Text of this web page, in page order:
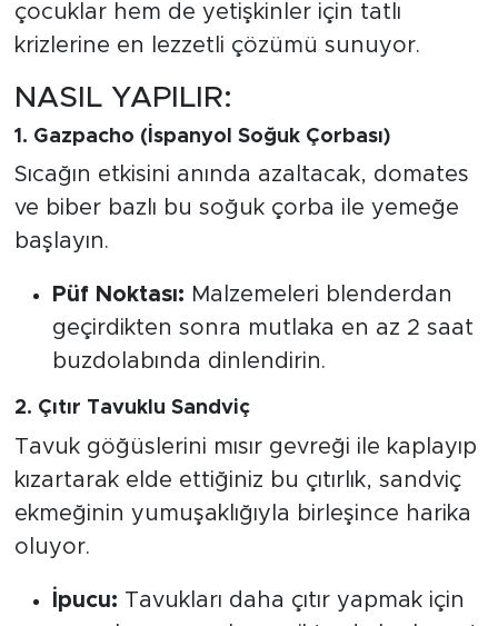
çocuklar hem de yetişkinler için tatlı
krizlerine en lezzetli çözümü sunuyor.
NASIL YAPILIR:
1. Gazpacho (İspanyol Soğuk Çorbası)
Sıcağın etkisini anında azaltacak, domates
ve biber bazlı bu soğuk çorba ile yemeğe
başlayın.
Püf Noktası: Malzemeleri blenderdan
geçirdikten sonra mutlaka en az 2 saat
buzdolabında dinlendirin.
2. Çıtır Tavuklu Sandviç
Tavuk göğüslerini mısır gevreği ile kaplayıp
kızartarak elde ettiğiniz bu çıtırlık, sandviç
ekmeğinin yumuşaklığıyla birleşince harika
oluyor.
İpucu: Tavukları daha çıtır yapmak için